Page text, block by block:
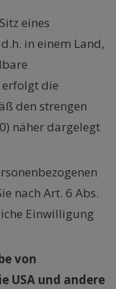
eines
in einem Land,
erfolgt die
den strengen
näher dargelegt
nach Art. 6 Abs.
Einwilligung
von
USA und andere